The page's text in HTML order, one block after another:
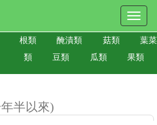
根類 醃漬類 菇類
葉菜
類
豆類 瓜類 果類
半以來)